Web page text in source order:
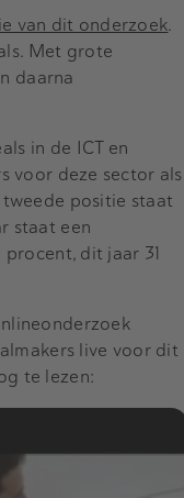
van dit onderzoek.
Met grote
daarna
in de ICT en
voor deze sector als
positie staat
staat een
dit jaar 31
live voor dit
te lezen: